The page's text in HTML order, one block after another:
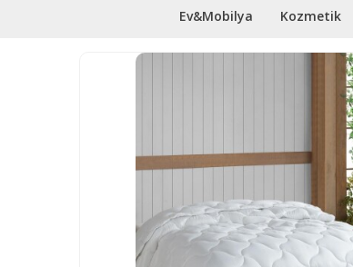
Ev&Mobilya Kozmetik